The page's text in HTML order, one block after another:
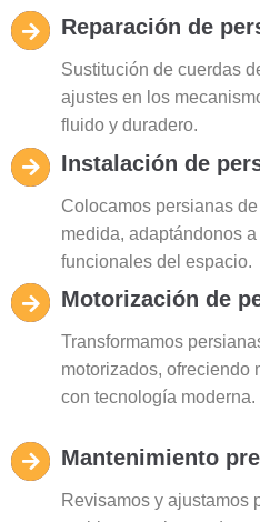
Reparación de
Sustitución de cuerdas
ajustes en los
fluido y duradero.
Instalación de
Colocamos persianas
medida, adaptándonos
funcionales del espacio.
Motorización de
Transformamos
motorizados, ofreciendo
con tecnología moderna.
Mantenimiento
Revisamos y ajustamos